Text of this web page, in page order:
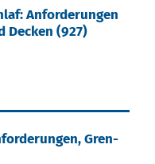
Anforderungen
Decken (927)
Gren­